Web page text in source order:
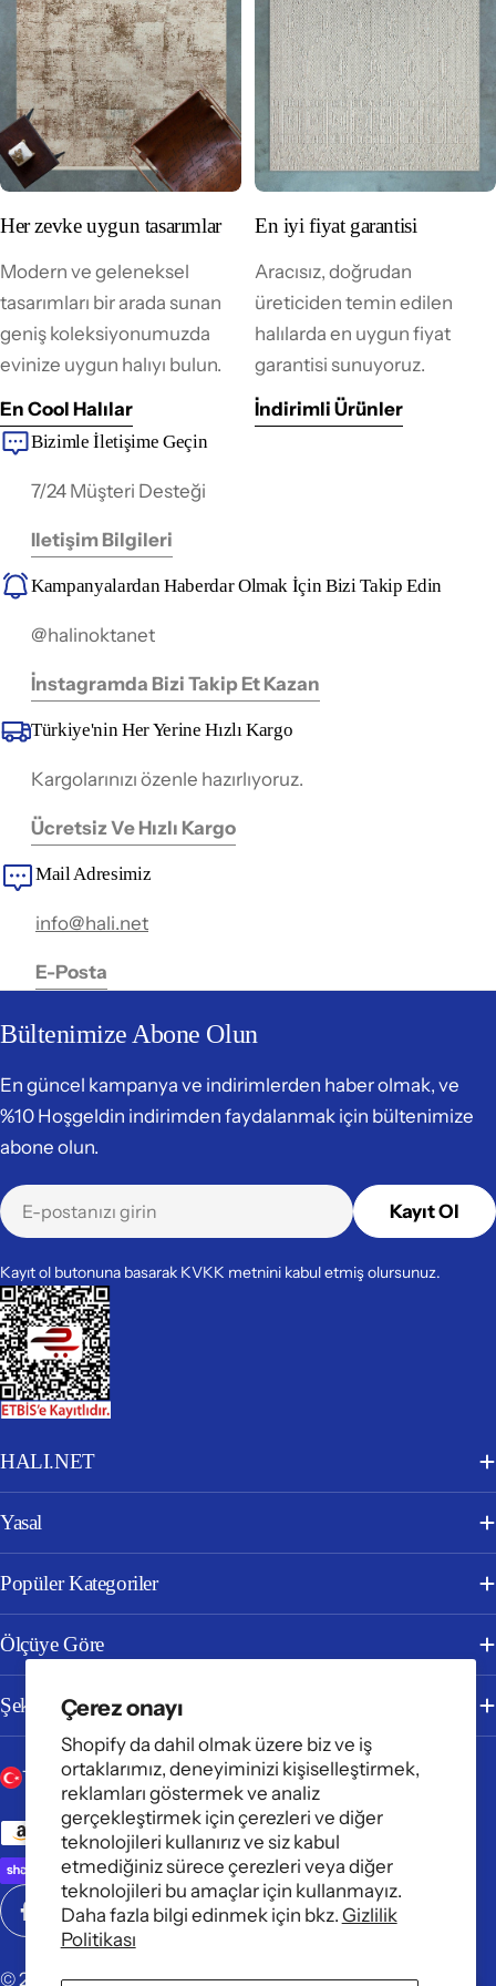
Çerez onayı
Shopify da dahil olmak üzere biz ve iş
ortaklarımız, deneyiminizi kişiselleştirmek,
reklamları göstermek ve analiz
gerçekleştirmek için çerezleri ve diğer
teknolojileri kullanırız ve siz kabul
etmediğiniz sürece çerezleri veya diğer
teknolojileri bu amaçlar için kullanmayız.
Daha fazla bilgi edinmek için bkz. Gizlilik
Politikası
Her zevke uygun tasarımlar
Modern ve geleneksel
tasarımları bir arada sunan
geniş koleksiyonumuzda
evinize uygun halıyı bulun.
En Cool Halılar
En iyi fiyat garantisi
Aracısız, doğrudan
üreticiden temin edilen
halılarda en uygun fiyat
garantisi sunuyoruz.
İndirimli Ürünler
Bizimle İletişime Geçin
7/24 Müşteri Desteği
Iletişim Bilgileri
Kampanyalardan Haberdar Olmak İçin Bizi Takip Edin
@halinoktanet
İnstagramda Bizi Takip Et Kazan
Türkiye'nin Her Yerine Hızlı Kargo
Kargolarınızı özenle hazırlıyoruz.
Ücretsiz Ve Hızlı Kargo
Mail Adresimiz
info@hali.net
E-Posta
Bültenimize Abone Olun
En güncel kampanya ve indirimlerden haber olmak, ve
%10 Hoşgeldin indirimden faydalanmak için bültenimize
abone olun.
E-
posta
Kayıt Ol
Kayıt ol butonuna basarak KVKK metnini kabul etmiş olursunuz.
HALI.NET
Yasal
Popüler Kategoriler
Ölçüye Göre
Şekle Göre
Ü
l
k
e
/
Türkiye (TRY ₺) D
i
l
Türkçe
Ödeme
yöntemleri
FacebookInstagram
TikTokPinterestYouTube
© 2026HALI.NET. Bir Bespoky Kuruluşudur